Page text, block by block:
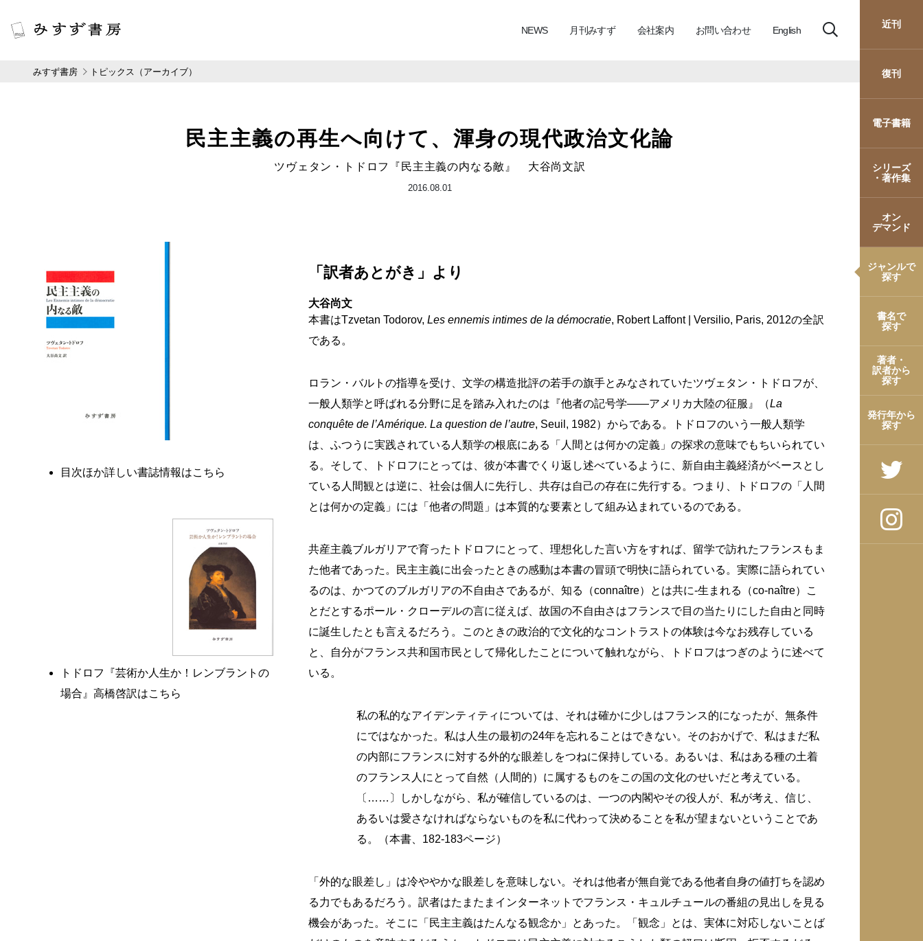
NEWS 月刊みすず 会社案内 お問い合わせ English
近刊
復刊
電子書籍
シリーズ
・著作集
オン
デマンド
ジャンルで
探す
書名で
探す
著者・
訳者から
探す
発行年から
探す
みすず書房 トピックス（アーカイブ）
民主主義の再生へ向けて、渾身の現代政治文化論
ツヴェタン・トドロフ『民主主義の内なる敵』 大谷尚文訳
2016.08.01
「訳者あとがき」より
大谷尚文
本書はTzvetan Todorov,Les ennemis intimes de la démocratie, Robert Laffont | Versilio, Paris, 2012の全訳
である。
ロラン・バルトの指導を受け、文学の構造批評の若手の旗手とみなされていたツヴェタン・トドロフが、
一般人類学と呼ばれる分野に足を踏み入れたのは『他者の記号学――アメリカ大陸の征服』（La
conquête de l’Amérique. La question de l’autre, Seuil, 1982）からである。トドロフのいう一般人類学
は、ふつうに実践されている人類学の根底にある「人間とは何かの定義」の探求の意味でもちいられてい
る。そして、トドロフにとっては、彼が本書でくり返し述べているように、新自由主義経済がベースとし
ている人間観とは逆に、社会は個人に先行し、共存は自己の存在に先行する。つまり、トドロフの「人間
とは何かの定義」には「他者の問題」は本質的な要素として組み込まれているのである。
共産主義ブルガリアで育ったトドロフにとって、理想化した言い方をすれば、留学で訪れたフランスもま
た他者であった。民主主義に出会ったときの感動は本書の冒頭で明快に語られている。実際に語られてい
るのは、かつてのブルガリアの不自由さであるが、知る（connaître）とは共に‐生まれる（co-naître）こ
とだとするポール・クローデルの言に従えば、故国の不自由さはフランスで目の当たりにした自由と同時
に誕生したとも言えるだろう。このときの政治的で文化的なコントラストの体験は今なお残存している
と、自分がフランス共和国市民として帰化したことについて触れながら、トドロフはつぎのように述べて
いる。
私の私的なアイデンティティについては、それは確かに少しはフランス的になったが、無条件
にではなかった。私は人生の最初の24年を忘れることはできない。そのおかげで、私はまだ私
の内部にフランスに対する外的な眼差しをつねに保持している。あるいは、私はある種の土着
のフランス人にとって自然（人間的）に属するものをこの国の文化のせいだと考えている。
〔……〕しかしながら、私が確信しているのは、一つの内閣やその役人が、私が考え、信じ、
あるいは愛さなければならないものを私に代わって決めることを私が望まないということであ
る。（本書、182-183ページ）
「外的な眼差し」は冷ややかな眼差しを意味しない。それは他者が無自覚である他者自身の値打ちを認め
る力でもあるだろう。訳者はたまたまインターネットでフランス・キュルチュールの番組の見出しを見る
機会があった。そこに「民主主義はたんなる観念か」とあった。「観念」とは、実体に対応しないことば
目次ほか詳しい書誌情報はこちら
トドロフ『芸術か人生か！レンブラントの
場合』高橋啓訳はこちら